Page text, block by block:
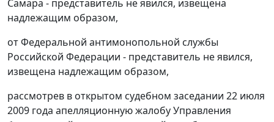
Самара - представитель не явился, извещена
надлежащим образом,
от Федеральной антимонопольной службы
Российской Федерации - представитель не явился,
извещена надлежащим образом,
рассмотрев в открытом судебном заседании 22 июля
2009 года апелляционную жалобу Управления